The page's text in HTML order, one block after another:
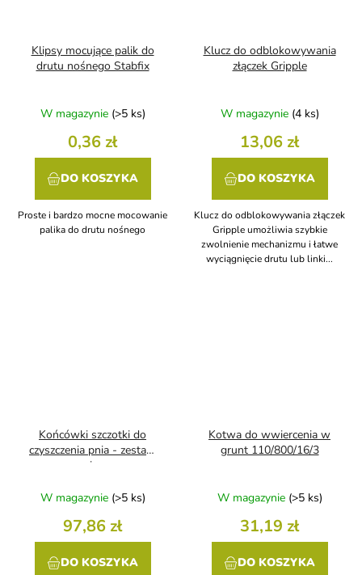
Klipsy mocujące palik do
drutu nośnego Stabfix
W magazynie (>5 ks)
0,36 zł
DO KOSZYKA
Proste i bardzo mocne mocowanie
palika do drutu nośnego
Klucz do odblokowywania
złączek Gripple
W magazynie (4 ks)
13,06 zł
DO KOSZYKA
Klucz do odblokowywania złączek
Gripple umożliwia szybkie
zwolnienie mechanizmu i łatwe
wyciągnięcie drutu lub linki...
Końcówki szczotki do
czyszczenia pnia - zestaw
zamienny
W magazynie (>5 ks)
97,86 zł
DO KOSZYKA
Kotwa do wwiercenia w
grunt 110/800/16/3
W magazynie (>5 ks)
31,19 zł
DO KOSZYKA